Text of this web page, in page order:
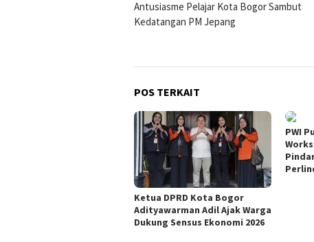
pos
Antusiasme Pelajar Kota Bogor Sambut
Kedatangan PM Jepang
POS TERKAIT
Ketua DPRD Kota Bogor
Adityawarman Adil Ajak Warga
Dukung Sensus Ekonomi 2026
PWI